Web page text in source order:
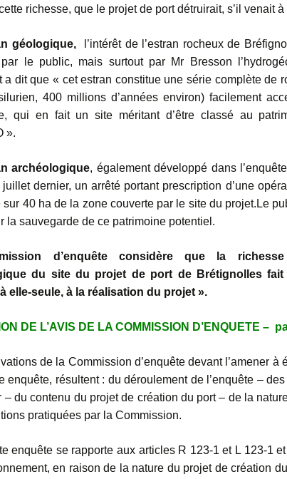
richesse, que le projet de port détruirait, s’il venait à
géologique,
l’intérêt de l’estran rocheux de
par le public, mais surtout par Mr Bresson
a dit que « cet estran constitue une série complète de
400 millions d’années environ) facilement
qui en fait un site méritant d’être classé au
».
archéologique, également développé dans
dernier, un arrêté portant prescription d’une
sur 40 ha de la zone couverte par le site du projet.Le
la sauvegarde de ce patrimoine potentiel.
d’enquête considère que la
du site du projet de port de Brétignolles fait
elle-seule, à la réalisation du projet ».
DE L’AVIS DE LA COMMISSION D’ENQUETE –
de la Commission d’enquête devant l’amener à
enquête, résultent : du déroulement de l’enquête –
– du contenu du projet de création du port – de la
pratiquées par la Commission.
enquête se rapporte aux articles R 123-1 et L 123-1
en raison de la nature du projet de création